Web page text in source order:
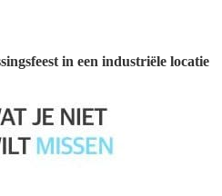
in een industriële locatie